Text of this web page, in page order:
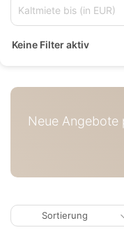
Keine Filter aktiv
Neue Angebote
Sortierung